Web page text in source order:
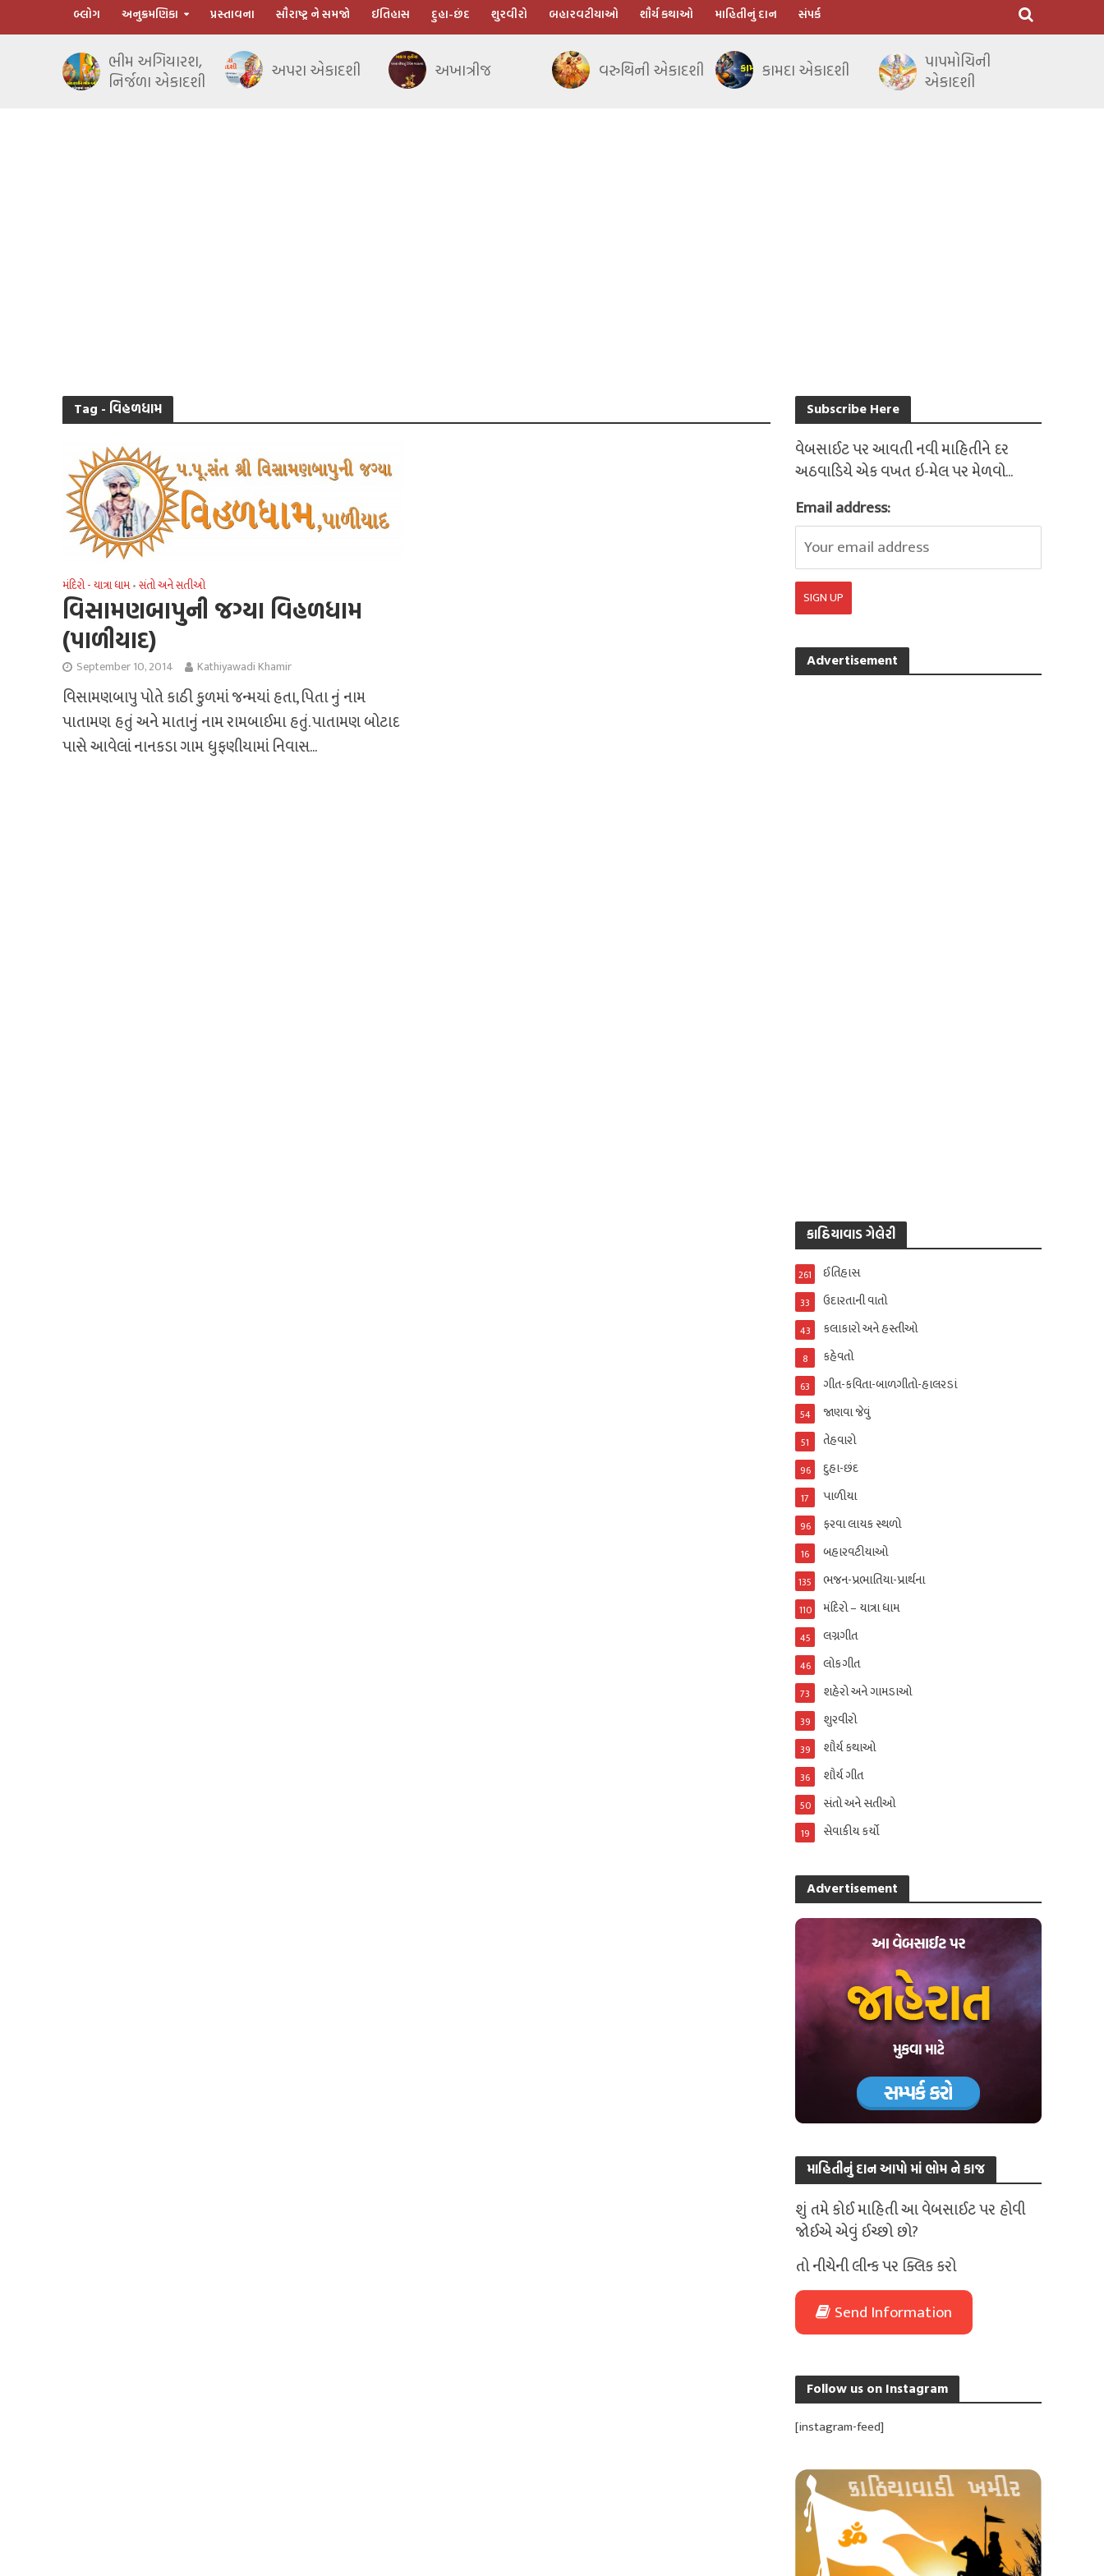
બ્લોગ અનુક્રમણિકા પ્રસ્તાવના સૌરાષ્ટ્ર ને સમજો ઈતિહાસ દુહા-છંદ શુરવીરો બહારવટીયાઓ શૌર્ય કથાઓ માહિતીનું દાન સંપર્ક
ભીમ અગિયારશ,
નિર્જળા એકાદશી
અપરા એકાદશી અખાત્રીજ વરુથિની એકાદશી કામદા એકાદશી
પાપમોચિની
એકાદશી
Tag - વિહળધામ
મંદિરો - યાત્રા ધામ •સંતો અને સતીઓ
વિસામણબાપુની જગ્‍યા વિહળધામ
(પાળીયાદ)
September 10, 2014 Kathiyawadi Khamir
વિસામણબાપુ પોતે કાઠી કુળમાં જન્મયાં હતા, પિતા નું નામ
પાતામણ હતું અને માતાનું નામ રામબાઈમા હતું. પાતામણ બોટાદ
પાસે આવેલાં નાનકડા ગામ ધુફણીયામાં નિવાસ...
Subscribe Here
વેબસાઈટ પર આવતી નવી માહિતીને દર
અઠવાડિયે એક વખત ઇ-મેલ પર મેળવો...
Email address:
Advertisement
કાઠિયાવાડ ગેલેરી
ઈતિહાસ
261
ઉદારતાની વાતો
33
કલાકારો અને હસ્તીઓ
43
કહેવતો
8
ગીત-કવિતા-બાળગીતો-હાલરડાં
63
જાણવા જેવું
54
તેહવારો
51
દુહા-છંદ
96
પાળીયા
17
ફરવા લાયક સ્થળો
96
બહારવટીયાઓ
16
ભજન-પ્રભાતિયા-પ્રાર્થના
135
મંદિરો – યાત્રા ધામ
110
લગ્નગીત
45
લોકગીત
46
શહેરો અને ગામડાઓ
73
શુરવીરો
39
શૌર્ય કથાઓ
39
શૌર્ય ગીત
36
સંતો અને સતીઓ
50
સેવાકીય કર્યો
19
Advertisement
માહિતીનું દાન આપો માં ભોમ ને કાજ
શું તમે કોઈ માહિતી આ વેબસાઈટ પર હોવી
જોઈએ એવું ઈચ્છો છો?
તો નીચેની લીન્ક પર ક્લિક કરો
Send Information
Follow us on Instagram
[instagram-feed]